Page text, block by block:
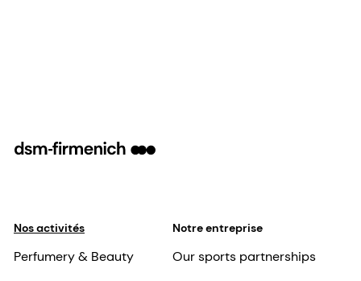
Nos activités
Perfumery & Beauty
Notre entreprise
Our sports partnerships